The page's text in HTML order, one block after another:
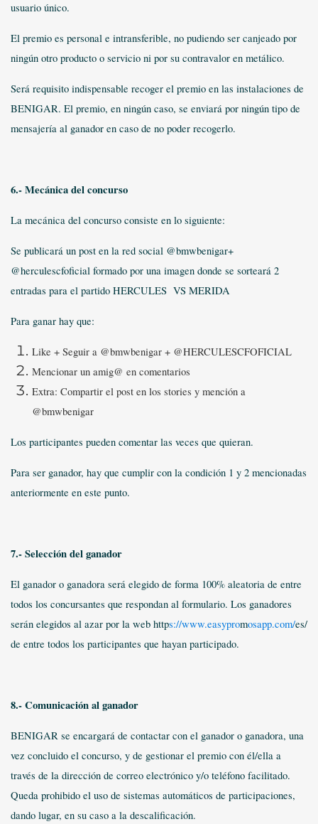
usuario único.
El premio es personal e intransferible, no pudiendo ser canjeado por
ningún otro producto o servicio ni por su contravalor en metálico.
Será requisito indispensable recoger el premio en las instalaciones de
BENIGAR. El premio, en ningún caso, se enviará por ningún tipo de
mensajería al ganador en caso de no poder recogerlo.
6.- Mecánica del concurso
La mecánica del concurso consiste en lo siguiente:
Se publicará un post en la red social @bmwbenigar+
@herculescfoficial formado por una imagen donde se sorteará 2
entradas para el partido HERCULES VS MERIDA
Para ganar hay que:
Like + Seguir a @bmwbenigar + @HERCULESCFOFICIAL
Mencionar un amig@ en comentarios
Extra: Compartir el post en los stories y mención a
@bmwbenigar
Los participantes pueden comentar las veces que quieran.
Para ser ganador, hay que cumplir con la condición 1 y 2 mencionadas
anteriormente en este punto.
7.- Selección del ganador
El ganador o ganadora será elegido de forma 100% aleatoria de entre
todos los concursantes que respondan al formulario. Los ganadores
serán elegidos al azar por la web https://www.easypromosapp.com/es/
de entre todos los participantes que hayan participado.
8.- Comunicación al ganador
BENIGAR se encargará de contactar con el ganador o ganadora, una
vez concluido el concurso, y de gestionar el premio con él/ella a
través de la dirección de correo electrónico y/o teléfono facilitado.
Queda prohibido el uso de sistemas automáticos de participaciones,
dando lugar, en su caso a la descalificación.